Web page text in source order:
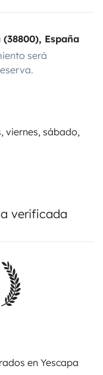
España
será
viernes, sábado,
verificada
en Yescapa